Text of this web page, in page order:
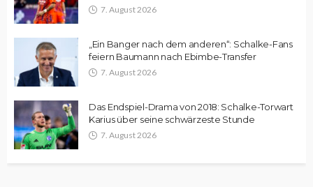
7. August 2026
„Ein Banger nach dem anderen“: Schalke-Fans
feiern Baumann nach Ebimbe-Transfer
7. August 2026
Das Endspiel-Drama von 2018: Schalke-Torwart
Karius über seine schwärzeste Stunde
7. August 2026